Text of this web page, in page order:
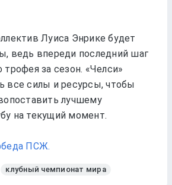
Луиса Энрике будет
ведь впереди последний шаг
трофея за сезон. «Челси»
все силы и ресурсы, чтобы
лучшему
на текущий момент.
‎ПСЖ.
клубный чемпионат мира